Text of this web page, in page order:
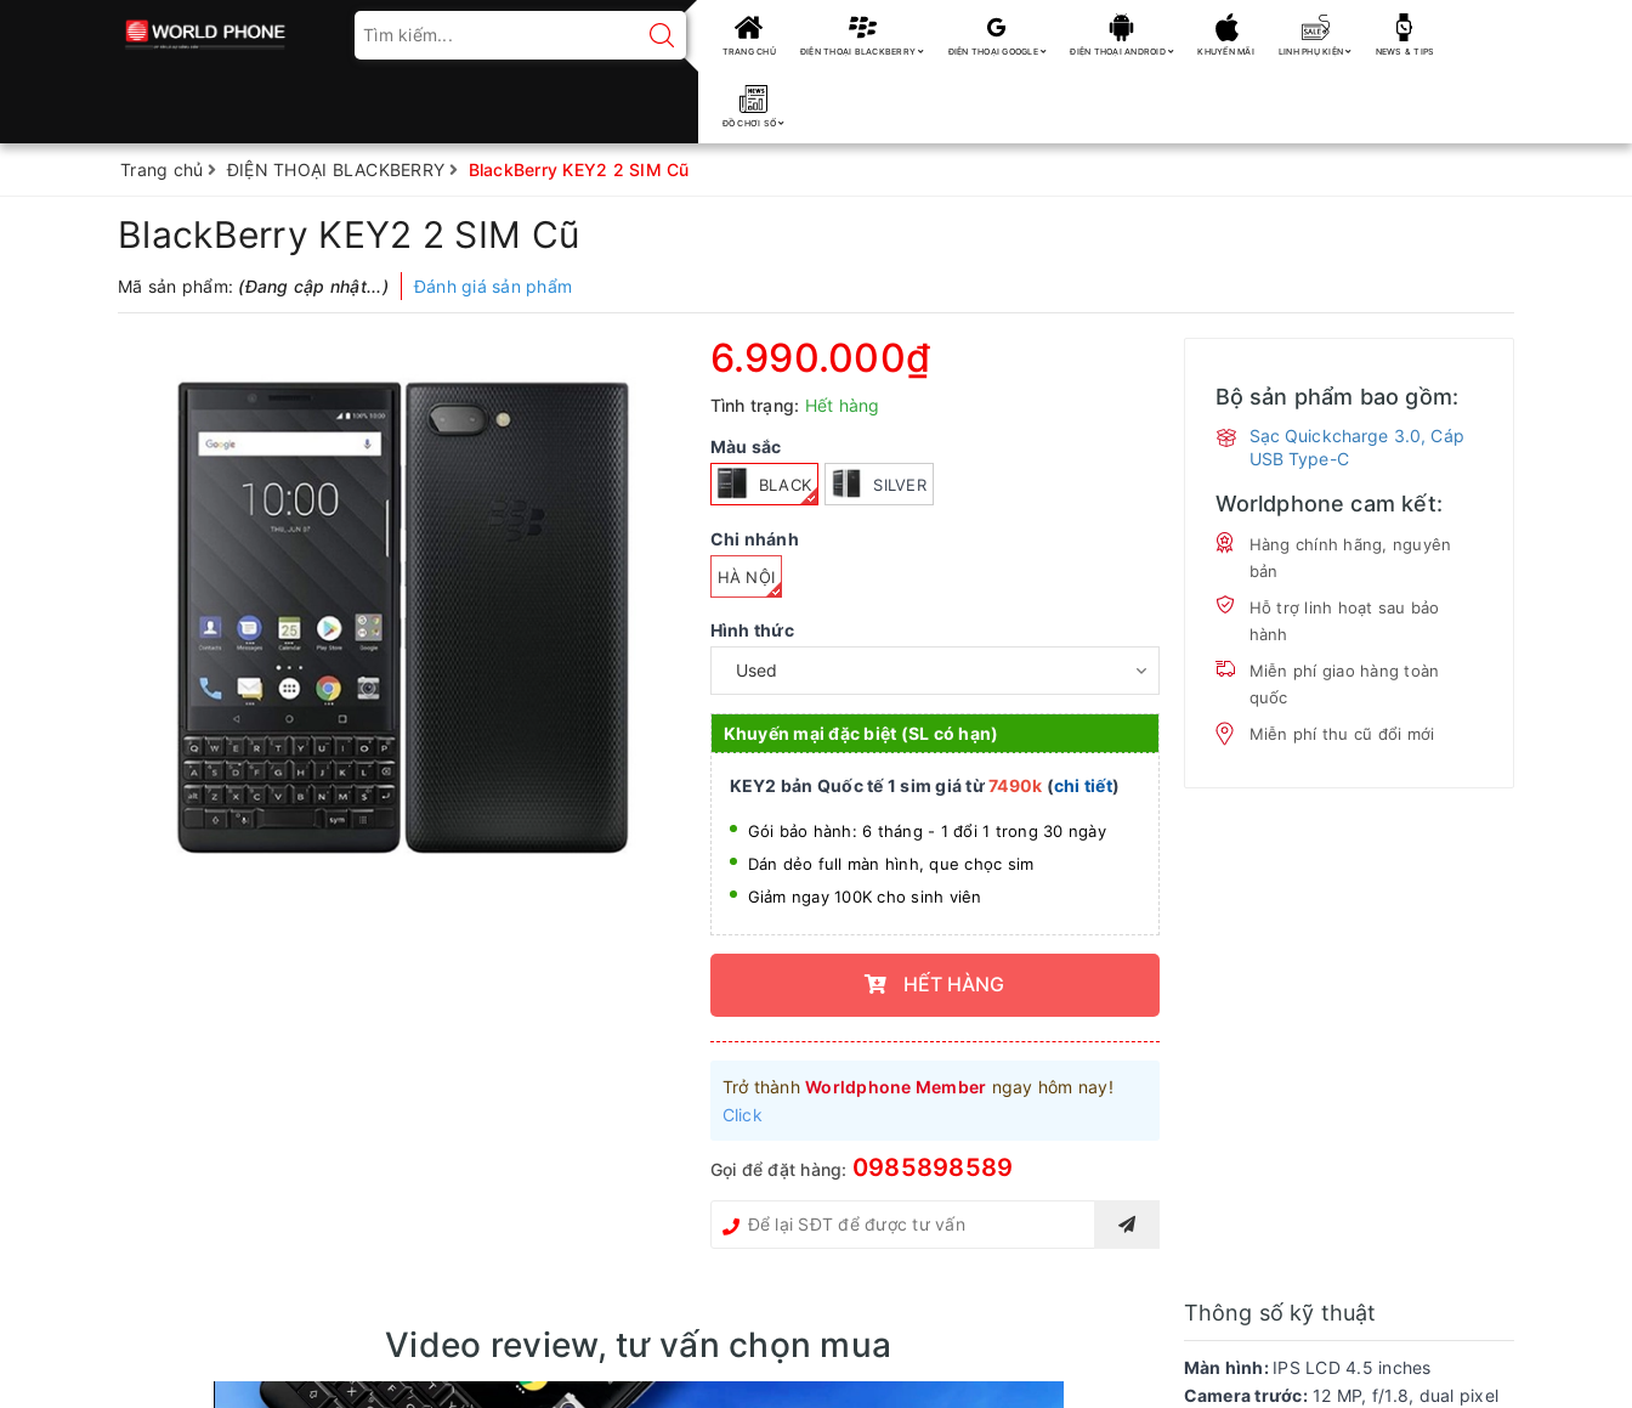
TRANG CHỦ ĐIỆN THOẠI BLACKBERRY ĐIỆN THOẠI GOOGLE ĐIỆN THOẠI ANDROID KHUYẾN MÃI LINH PHỤ KIỆN NEWS & TIPS
ĐỒ CHƠI SỐ
Trang chủ ĐIỆN THOẠI BLACKBERRY BlackBerry KEY2 2 SIM Cũ
BlackBerry KEY2 2 SIM Cũ
Mã sản phẩm: (Đang cập nhật...) Đánh giá sản phẩm
6.990.000₫
Tình trạng: Hết hàng
Màu sắc
BLACK SILVER
Chi nhánh
HÀ NỘI
Hình thức
Khuyến mại đặc biệt (SL có hạn)
KEY2 bản Quốc tế 1 sim giá từ7490k (chi tiết)
Gói bảo hành: 6 tháng - 1 đổi 1 trong 30 ngày
Dán dẻo full màn hình, que chọc sim
Giảm ngay 100K cho sinh viên
HẾT HÀNG
Trở thành Worldphone Member ngay hôm nay!
Click
Gọi để đặt hàng: 0985898589
Bộ sản phẩm bao gồm:
Sạc Quickcharge 3.0, Cáp
USB Type-C
Worldphone cam kết:
Hàng chính hãng, nguyên
bản
Hỗ trợ linh hoạt sau bảo
hành
Miễn phí giao hàng toàn
quốc
Miễn phí thu cũ đổi mới
Video review, tư vấn chọn mua
Thông số kỹ thuật
Màn hình: IPS LCD 4.5 inches
Camera trước:12 MP, f/1.8, dual pixel